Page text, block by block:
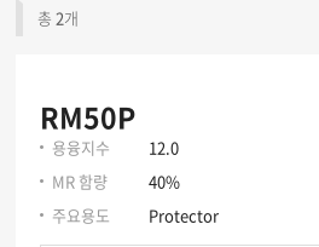
총2개
RM50P
용융지수
12.0
MR 함량
40%
주요용도
Protector